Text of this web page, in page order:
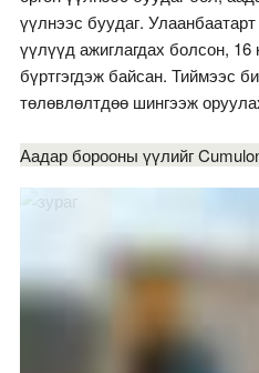
үүлнээс буудаг.
үүлүүд ажиглагдах болсон,
бүртгэгдэж байсан. Тиймээс
төлөвлөлтдөө шингээж
Аадар борооны үүлийг